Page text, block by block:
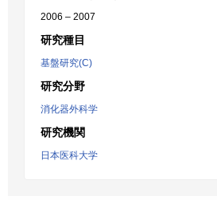
2006 – 2007
研究種目
基盤研究(C)
研究分野
消化器外科学
研究機関
日本医科大学